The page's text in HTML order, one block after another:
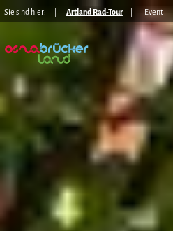
Sie sind hier: Artland Rad-Tour Event